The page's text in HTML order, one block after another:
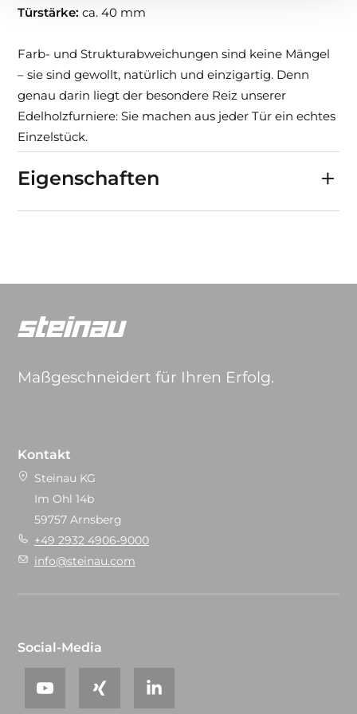
Türstärke: ca. 40 mm
Farb- und Strukturabweichungen sind keine Mängel
– sie sind gewollt, natürlich und einzigartig. Denn
genau darin liegt der besondere Reiz unserer
Edelholzfurniere: Sie machen aus jeder Tür ein echtes
Einzelstück.
Eigenschaften
Maßgeschneidert für Ihren Erfolg.
Kontakt
Steinau KG
Im Ohl 14b
59757 Arnsberg
+49 2932 4906-9000
info@steinau.com
Social-Media